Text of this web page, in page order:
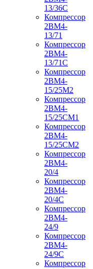
13/36С
Компрессор
2ВМ4-
13/71
Компрессор
2ВМ4-
13/71С
Компрессор
2ВМ4-
15/25М2
Компрессор
2ВМ4-
15/25СМ1
Компрессор
2ВМ4-
15/25СМ2
Компрессор
2ВМ4-
20/4
Компрессор
2ВМ4-
20/4С
Компрессор
2ВМ4-
24/9
Компрессор
2ВМ4-
24/9С
Компрессор